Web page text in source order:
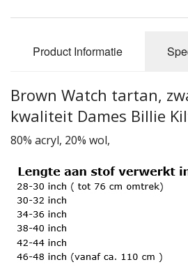
Product Informatie
Brown Watch tartan,
kwaliteit Dames Billie
80% acryl, 20% wol,